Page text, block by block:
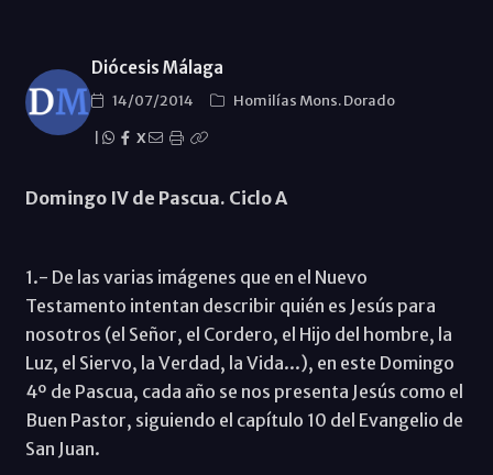
Diócesis Málaga
14/07/2014
Homilías Mons. Dorado
X
Domingo IV de Pascua. Ciclo A
1.- De las varias imágenes que en el Nuevo
Testamento intentan describir quién es Jesús para
nosotros (el Señor, el Cordero, el Hijo del hombre, la
Luz, el Siervo, la Verdad, la Vida...), en este Domingo
4º de Pascua, cada año se nos presenta Jesús como el
Buen Pastor, siguiendo el capítulo 10 del Evangelio de
San Juan.